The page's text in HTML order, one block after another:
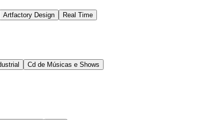
Artfactory Design Real Time
Cd de Músicas e Shows